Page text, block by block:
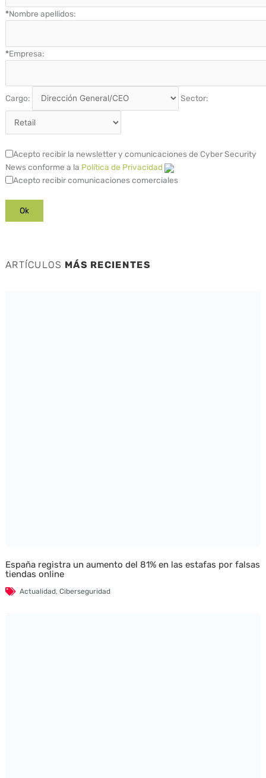
*Nombre apellidos:
*Empresa:
Cargo: Sector:
Acepto recibir la newsletter y comunicaciones de Cyber Security
News conforme a la Política de Privacidad
Acepto recibir comunicaciones comerciales
ARTÍCULOS MÁS RECIENTES
España registra un aumento del 81% en las estafas por falsas
tiendas online
Actualidad, Ciberseguridad